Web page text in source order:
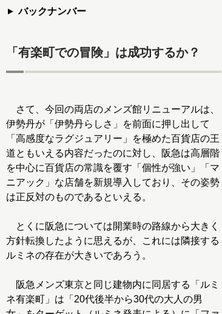
バックナンバー
「有楽町での冒険」は成功するか？
さて、今回の両店のメンズ館リニューアルは、
伊勢丹が「伊勢丹らしさ」を前面に押し出して
「高感度なラグジュアリー」を極めた百貨店の王
道ともいえる内容だったのに対し、阪急は高層階
を中心に百貨店の常識を覆す「個性が強い」「マ
ニアック」な店舗を新規導入しており、その姿勢
は正反対のものであるといえる。
とくに阪急については開業時の路線から大きく
方針転換したように思えるが、これには隣接する
ルミネの存在が大きいであろう。
阪急メンズ東京と同じ建物内に同居する「ルミ
ネ有楽町」は「20代後半から30代の大人の男